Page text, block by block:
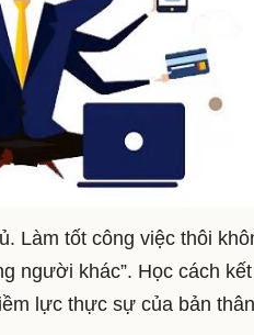
Làm tốt công việc thôi
người khác”. Học cách
lực thực sự của bản